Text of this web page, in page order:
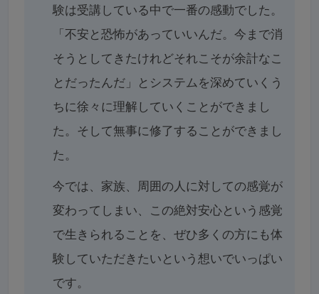
験は受講している中で一番の感動でした。
「不安と恐怖があっていいんだ。今まで消
そうとしてきたけれどそれこそが余計なこ
とだったんだ」とシステムを深めていくう
ちに徐々に理解していくことができまし
た。そして無事に修了することができまし
た。
今では、家族、周囲の人に対しての感覚が
変わってしまい、この絶対安心という感覚
で生きられることを、ぜひ多くの方にも体
験していただきたいという想いでいっぱい
です。